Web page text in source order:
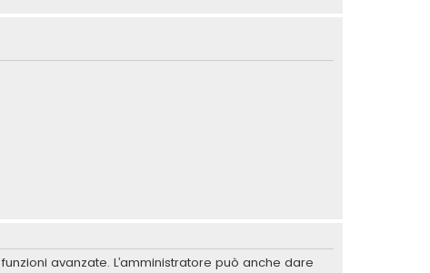
avanzate. L’amministratore può anche dare